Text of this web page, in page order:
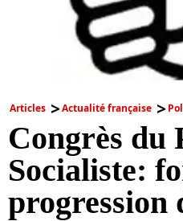
Articles Actualité française
Congrès du
Socialiste:
progression